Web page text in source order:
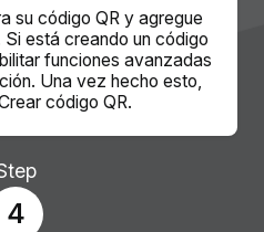
su código QR y agregue
está creando un código
funciones avanzadas
Una vez hecho esto,
código QR.
4